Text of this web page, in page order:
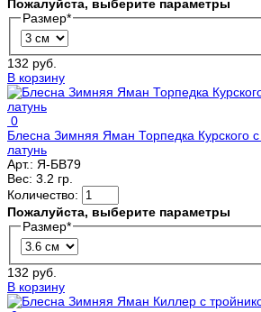
Пожалуйста, выберите параметры
Размер*
132 руб.
В корзину
0
Блесна Зимняя Яман Торпедка Курского
латунь
Арт.: Я-БВ79
Вес: 3.2 гр.
Количество:
Пожалуйста, выберите параметры
Размер*
132 руб.
В корзину